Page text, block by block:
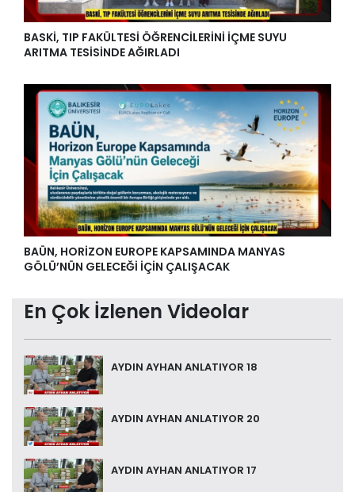
BASKİ, TIP FAKÜLTESİ ÖĞRENCİLERİNİ İÇME SUYU
ARITMA TESİSİNDE AĞIRLADI
BAÜN, HORİZON EUROPE KAPSAMINDA MANYAS
GÖLÜ’NÜN GELECEĞİ İÇİN ÇALIŞACAK
En Çok İzlenen Videolar
AYDIN AYHAN ANLATIYOR 18
AYDIN AYHAN ANLATIYOR 20
AYDIN AYHAN ANLATIYOR 17